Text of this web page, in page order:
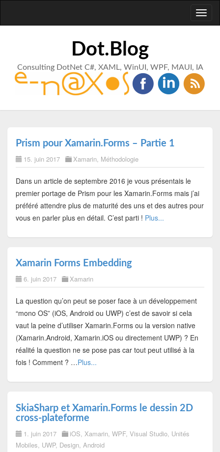
Dot.Blog
Consulting DotNet C#, XAML, WinUI, WPF, MAUI, IA
Prism pour Xamarin.Forms – Partie 1
15. juin 2017 Xamarin, Méthodologie
Dans un article de septembre 2016 je vous présentais le
premier portage de Prism pour les Xamarin.Forms mais j’ai
préféré attendre plus de maturité des uns et des autres pour
vous en parler plus en détail. C’est parti ! Plus...
Xamarin Forms Embedding
6. juin 2017 Xamarin
La question qu’on peut se poser face à un développement
“mono OS” (iOS, Android ou UWP) c’est de savoir si cela
vaut la peine d’utiliser Xamarin.Forms ou la version native
(Xamarin.Android, Xamarin.iOS ou directement UWP) ? En
réalité la question ne se pose pas car tout peut utilisé à la
fois ! Comment ? …Plus...
SkiaSharp et Xamarin.Forms le dessin 2D
cross-plateforme
1. juin 2017 iOS, Xamarin, WPF, Visual Studio, Unités
Mobiles, UWP, Design, Android